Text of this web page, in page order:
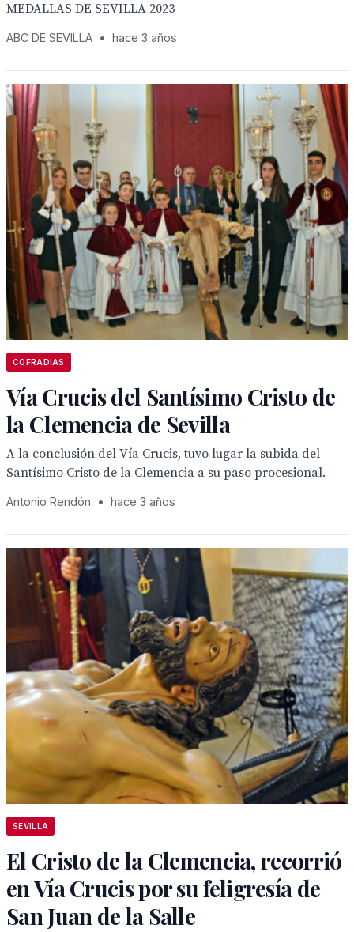
MEDALLAS DE SEVILLA 2023
ABC DE SEVILLA • hace 3 años
COFRADIAS
Vía Crucis del Santísimo Cristo de
la Clemencia de Sevilla
A la conclusión del Vía Crucis, tuvo lugar la subida del
Santísimo Cristo de la Clemencia a su paso procesional.
Antonio Rendón • hace 3 años
SEVILLA
El Cristo de la Clemencia, recorrió
en Vía Crucis por su feligresía de
San Juan de la Salle